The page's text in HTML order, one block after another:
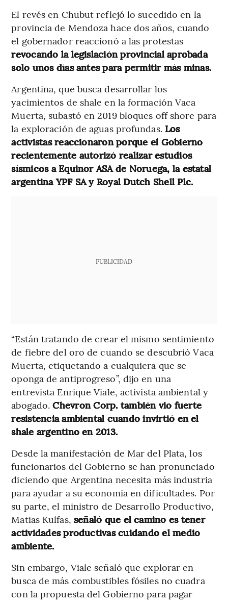
El revés en Chubut reflejó lo sucedido en la
provincia de Mendoza hace dos años, cuando
el gobernador reaccionó a las protestas
revocando la legislación provincial aprobada
solo unos días antes para permitir más minas.
Argentina, que busca desarrollar los
yacimientos de shale en la formación Vaca
Muerta, subastó en 2019 bloques off shore para
la exploración de aguas profundas. Los
activistas reaccionaron porque el Gobierno
recientemente autorizó realizar estudios
sísmicos a Equinor ASA de Noruega, la estatal
argentina YPF SA y Royal Dutch Shell Plc.
PUBLICIDAD
“Están tratando de crear el mismo sentimiento
de fiebre del oro de cuando se descubrió Vaca
Muerta, etiquetando a cualquiera que se
oponga de antiprogreso”, dijo en una
entrevista Enrique Viale, activista ambiental y
abogado. Chevron Corp. también vio fuerte
resistencia ambiental cuando invirtió en el
shale argentino en 2013.
Desde la manifestación de Mar del Plata, los
funcionarios del Gobierno se han pronunciado
diciendo que Argentina necesita más industria
para ayudar a su economía en dificultades. Por
su parte, el ministro de Desarrollo Productivo,
Matias Kulfas, señaló que el camino es tener
actividades productivas cuidando el medio
ambiente.
Sin embargo, Viale señaló que explorar en
busca de más combustibles fósiles no cuadra
con la propuesta del Gobierno para pagar